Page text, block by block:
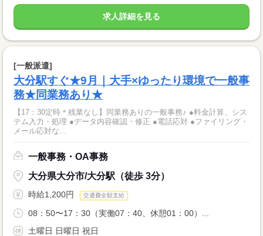
求人詳細を見る
[一般派遣]
大分駅すぐ★9月｜大手×ゆったり環境で一般事
務★同業務あり★
【17：30定時＊残業なし】同業務ありの一般事務♪ ●料金計算、シス
テム入力・処理 ●データ内容確認・修正 ●電話応対 ●ファイリング・
メール応対な...
一般事務・OA事務
大分県大分市/大分駅（徒歩 3分）
時給1,200円 交通費全額支給
08：50〜17：30（実働07：40、休憩01：00）...
土曜日 日曜日 祝日